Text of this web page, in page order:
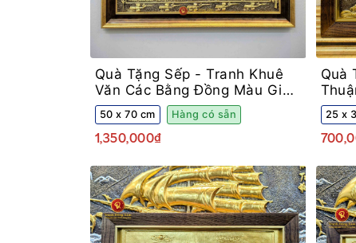
Quà Tặng Sếp -Tranh Khuê
Văn Các Bằng Đồng Màu Giả
Cổ Khung Decor
50 x 70 cm Hàng có sẵn
1,350,000₫
Quà
25 x